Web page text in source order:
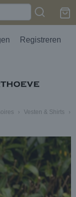
Registreren
› Vesten & Shirts
›